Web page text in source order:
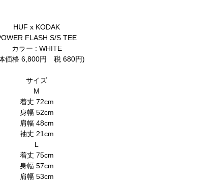
HUF x KODAK
FLASH S/S TEE
カラー : WHITE
価格 6,800円 税 680円)
サイズ
M
着丈 72cm
身幅 52cm
肩幅 48cm
袖丈 21cm
L
着丈 75cm
身幅 57cm
肩幅 53cm